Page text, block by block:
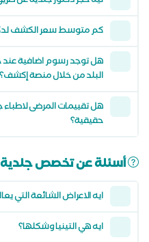
كم متوسط سعر الكشف
هل توجد رسوم اضافية
البلد من خلال منصة إكشف؟
هل تقييمات المرضى
حقيقية؟
أسئلة عن تخصص
ايه الاعراض الشائعة التي
ايه هي التينيا وشكلها؟